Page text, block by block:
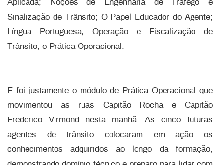
Aplicada; Noções de Engenharia de Tráfego e
Sinalização de Trânsito; O Papel Educador do Agente;
Língua Portuguesa; Operação e Fiscalização de
Trânsito; e Prática Operacional.
E foi justamente o módulo de Prática Operacional que
movimentou as ruas Capitão Rocha e Capitão
Frederico Virmond nesta manhã. As cinco futuras
agentes de trânsito colocaram em ação os
conhecimentos adquiridos ao longo da formação,